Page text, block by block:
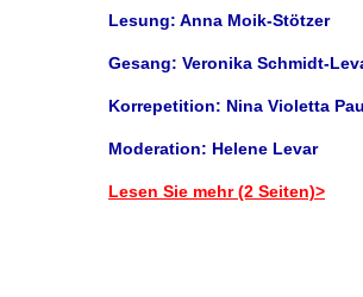
Lesung: Anna Moik-Stötzer
Gesang: Veronika Schmidt-
Korrepetition: Nina Violetta
Moderation: Helene Levar
Lesen Sie mehr (2 Seiten)>